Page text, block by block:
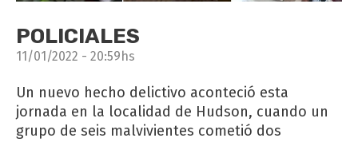
POLICIALES
11/01/2022 - 20:59hs
Un nuevo hecho delictivo aconteció esta
jornada en la localidad de Hudson, cuando un
grupo de seis malvivientes cometió dos